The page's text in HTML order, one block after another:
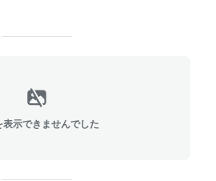
表示できませんでした